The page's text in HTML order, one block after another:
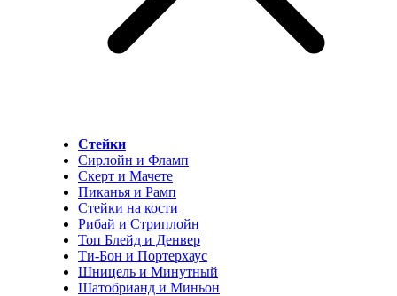
Стейки
Сирлойн и Фламп
Скерт и Мачете
Пиканья и Рамп
Стейки на кости
Рибай и Стриплойн
Топ Блейд и Денвер
Ти-Бон и Портерхаус
Шницель и Минутный
Шатобрианд и Миньон